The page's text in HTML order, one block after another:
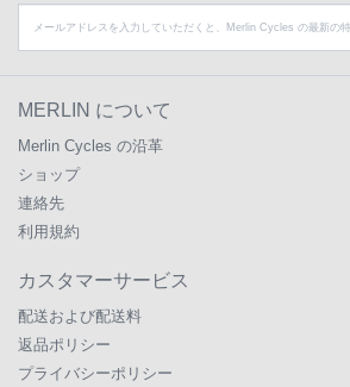
MERLIN について
Merlin Cycles の沿革
ショップ
連絡先
利用規約
カスタマーサービス
配送および配送料
返品ポリシー
プライバシーポリシー